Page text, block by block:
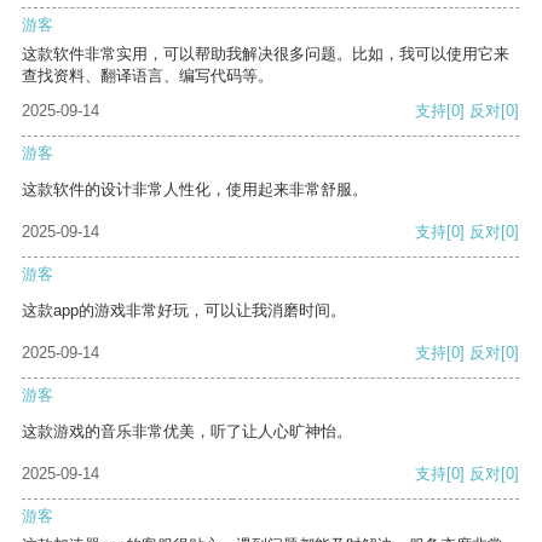
游客
这款软件非常实用，可以帮助我解决很多问题。比如，我可以使用它来
查找资料、翻译语言、编写代码等。
2025-09-14
支持[0] 反对[0]
游客
这款软件的设计非常人性化，使用起来非常舒服。
2025-09-14 支持[0] 反对[0]
游客
这款app的游戏非常好玩，可以让我消磨时间。
2025-09-14 支持[0] 反对[0]
游客
这款游戏的音乐非常优美，听了让人心旷神怡。
2025-09-14 支持[0] 反对[0]
游客